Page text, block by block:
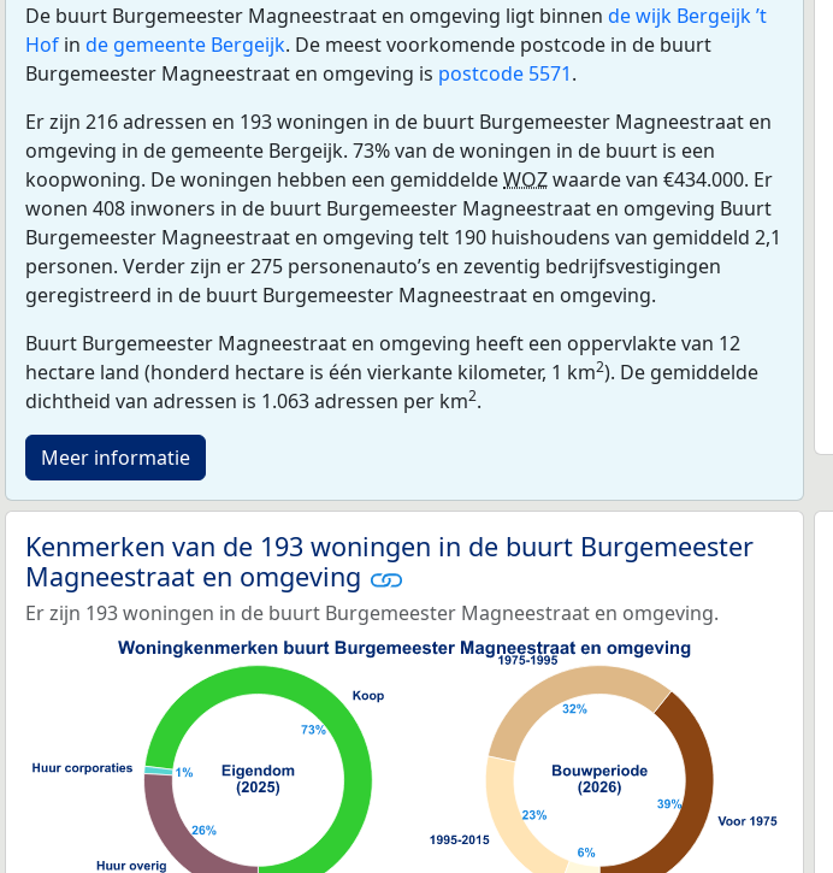
De buurt Burgemeester Magneestraat en omgeving ligt binnen de wijk Bergeijk ’t
Hof in de gemeente Bergeijk. De meest voorkomende postcode in de buurt
Burgemeester Magneestraat en omgeving is postcode 5571.
Er zijn 216 adressen en 193 woningen in de buurt Burgemeester Magneestraat en
omgeving in de gemeente Bergeijk. 73% van de woningen in de buurt is een
koopwoning. De woningen hebben een gemiddeldeWOZwaarde van €434.000. Er
wonen 408 inwoners in de buurt Burgemeester Magneestraat en omgeving Buurt
Burgemeester Magneestraat en omgeving telt 190 huishoudens van gemiddeld 2,1
personen. Verder zijn er 275 personenauto’s en zeventig bedrijfsvestigingen
geregistreerd in de buurt Burgemeester Magneestraat en omgeving.
Buurt Burgemeester Magneestraat en omgeving heeft een oppervlakte van 12
hectare land (honderd hectare is één vierkante kilometer, 1 km2). De gemiddelde
dichtheid van adressen is 1.063 adressen per km2.
Meer informatie
Kenmerken van de 193 woningen in de buurt Burgemeester
Magneestraat en omgeving
Er zijn 193 woningen in de buurt Burgemeester Magneestraat en omgeving.